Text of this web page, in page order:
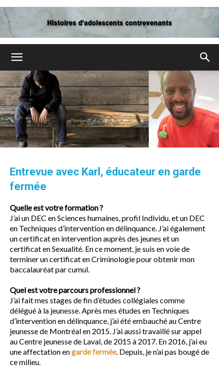
dpj-
dp.ca
Entrevue avec Karl, éducateur en garde
fermée
Quelle est votre formation ?
J’ai un DEC en Sciences humaines, profil Individu, et un DEC
en Techniques d’intervention en délinquance. J’ai également
un certificat en intervention auprès des jeunes et un
certificat en Sexualité. En ce moment, je suis en voie de
terminer un certificat en Criminologie pour obtenir mon
baccalauréat par cumul.
Quel est votre parcours professionnel ?
J’ai fait mes stages de fin d’études collégiales comme
délégué à la jeunesse. Après mes études en Techniques
d’intervention en délinquance, j’ai été embauché au Centre
jeunesse de Montréal en 2015. J’ai aussi travaillé sur appel
au Centre jeunesse de Laval, de 2015 à 2017. En 2016, j’ai eu
une affectation engarde fermée. Depuis, je n’ai pas bougé de
ce milieu.